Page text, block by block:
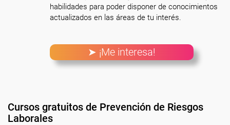
habilidades para poder disponer de conocimientos
actualizados en las áreas de tu interés.
➤ ¡Me interesa!
Cursos gratuitos de Prevención de Riesgos
Laborales